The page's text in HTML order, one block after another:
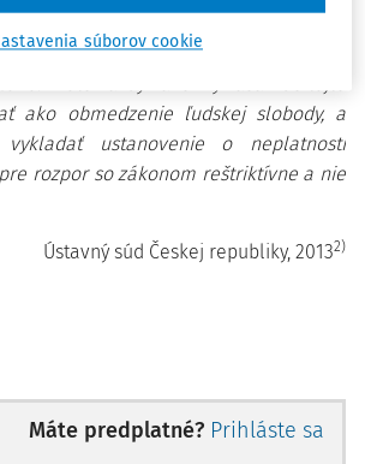
sfére platí zásada, že čo nie je
ako obmedzenie ľudskej slobody, a
ustanovenie o neplatnosti
rozpor so zákonom reštriktívne a nie
Ústavný súd Českej republiky, 20132)
úprava (ne)platnosti právnych
fundamentálne zložky matérie
Máte predplatné? Prihláste sa
súborov cookie